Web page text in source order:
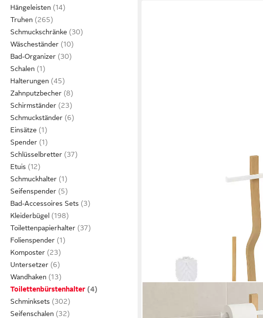
Hängeleisten
Truhen
Schmuckschränke
Wäscheständer
Bad-Organizer
Schalen
Halterungen
Zahnputzbecher
Schirmständer
Schmuckständer
Einsätze
Spender
Schlüsselbretter
Etuis
Schmuckhalter
Seifenspender
Bad-Accessoires Sets
Kleiderbügel
Toilettenpapierhalter
Folienspender
Komposter
Untersetzer
Wandhaken
Toilettenbürstenhalter
Schminksets
Seifenschalen